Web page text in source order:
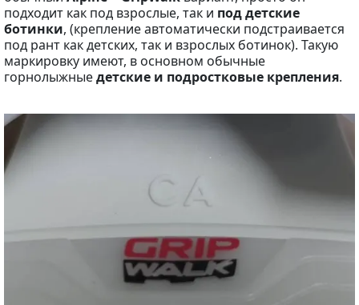
подходит как под взрослые, так и под детские
ботинки, (крепление автоматически подстраивается
под рант как детских, так и взрослых ботинок). Такую
маркировку имеют, в основном обычные
горнолыжныедетские и подростковые крепления.